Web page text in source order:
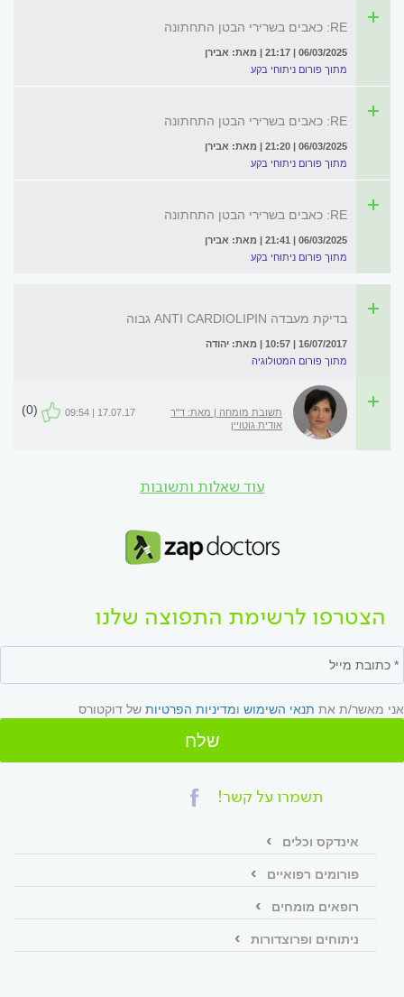
RE: כאבים בשרירי הבטן התחתונה
06/03/2025 | 21:17 | מאת: אבירן
מתוך פורום ניתוחי בקע
RE: כאבים בשרירי הבטן התחתונה
06/03/2025 | 21:20 | מאת: אבירן
מתוך פורום ניתוחי בקע
RE: כאבים בשרירי הבטן התחתונה
06/03/2025 | 21:41 | מאת: אבירן
מתוך פורום ניתוחי בקע
בדיקת מעבדה ANTI CARDIOLIPIN גבוה
16/07/2017 | 10:57 | מאת: יהודה
מתוך פורום המטולוגיה
תשובת מומחה | מאת: ד"ר
אודית גוטויין
17.07.17 | 09:54
(0)
עוד שאלות ותשובות
הצטרפו לרשימת התפוצה שלנו
אני מאשר/ת את תנאי השימוש ומדיניות הפרטיות של דוקטורס
שלח
תשמרו על קשר!
אינדקס וכלים
פורומים רפואיים
רופאים מומחים
ניתוחים ופרוצדורות